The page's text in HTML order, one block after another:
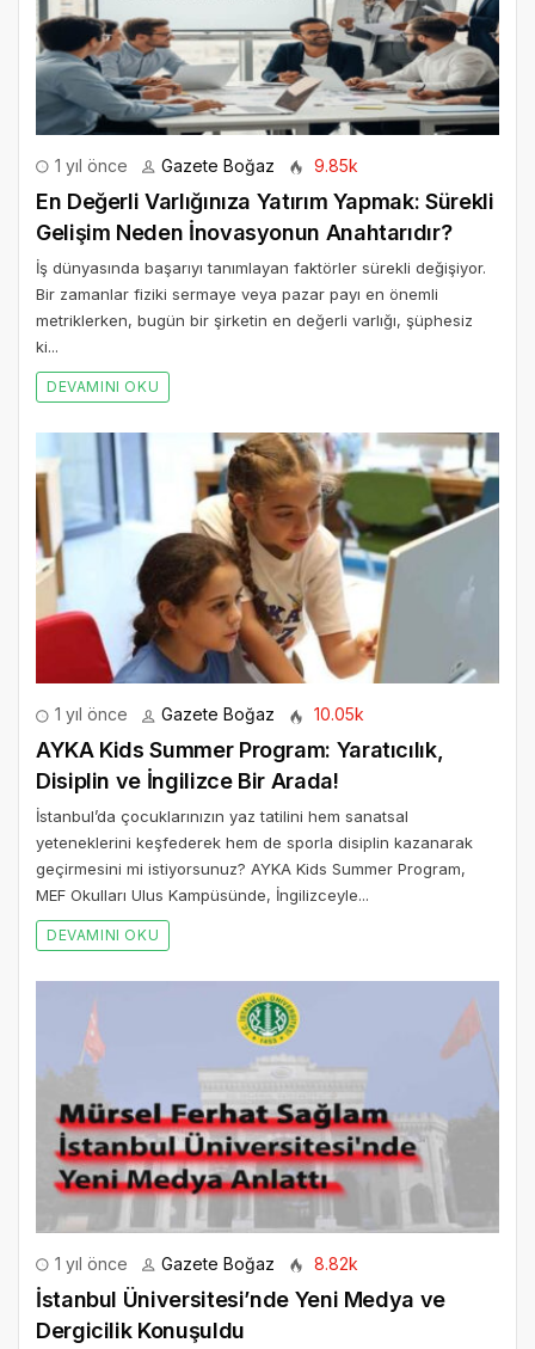
1 yıl önce Gazete Boğaz 9.85k
En Değerli Varlığınıza Yatırım Yapmak: Sürekli
Gelişim Neden İnovasyonun Anahtarıdır?
İş dünyasında başarıyı tanımlayan faktörler sürekli değişiyor.
Bir zamanlar fiziki sermaye veya pazar payı en önemli
metriklerken, bugün bir şirketin en değerli varlığı, şüphesiz
ki...
DEVAMINI OKU
1 yıl önce Gazete Boğaz 10.05k
AYKA Kids Summer Program: Yaratıcılık,
Disiplin ve İngilizce Bir Arada!
İstanbul’da çocuklarınızın yaz tatilini hem sanatsal
yeteneklerini keşfederek hem de sporla disiplin kazanarak
geçirmesini mi istiyorsunuz? AYKA Kids Summer Program,
MEF Okulları Ulus Kampüsünde, İngilizceyle...
DEVAMINI OKU
1 yıl önce Gazete Boğaz 8.82k
İstanbul Üniversitesi’nde Yeni Medya ve
Dergicilik Konuşuldu